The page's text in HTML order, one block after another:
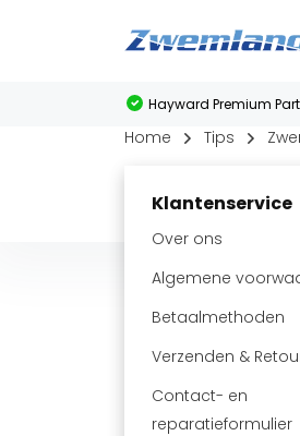
Hayward Premium
Home
Tips
Klantenservice
Over ons
Algemene
Betaalmethoden
Verzenden &
Contact- en
reparatieformulier